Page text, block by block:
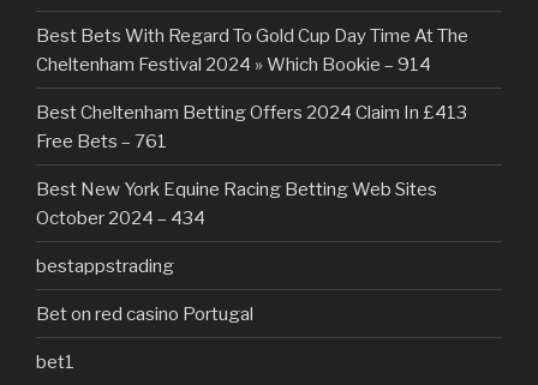
Best Bets With Regard To Gold Cup Day Time At The
Cheltenham Festival 2024 » Which Bookie – 914
Best Cheltenham Betting Offers 2024 Claim In £413
Free Bets – 761
Best New York Equine Racing Betting Web Sites
October 2024 – 434
bestappstrading
Bet on red casino Portugal
bet1